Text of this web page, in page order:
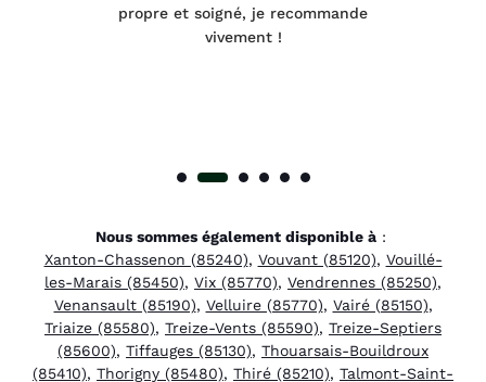
propre et soigné, je recommande
vivement !
Nous sommes également disponible à:
Xanton-Chassenon (85240), Vouvant (85120), Vouillé-
les-Marais (85450), Vix (85770), Vendrennes (85250),
Venansault (85190), Velluire (85770), Vairé (85150),
Triaize (85580), Treize-Vents (85590), Treize-Septiers
(85600), Tiffauges (85130), Thouarsais-Bouildroux
(85410), Thorigny (85480), Thiré (85210), Talmont-Saint-